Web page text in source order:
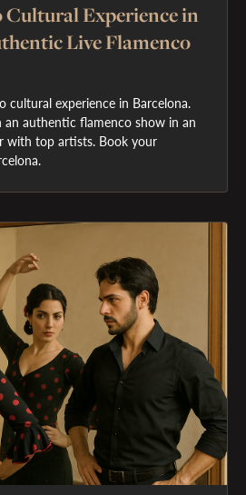
Cultural Experience in
Live Flamenco
cultural experience in Barcelona.
an authentic flamenco show in an
with top artists. Book your